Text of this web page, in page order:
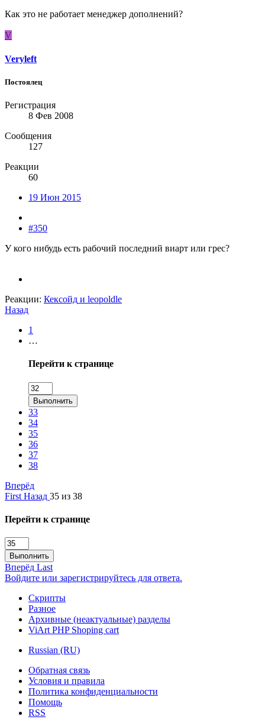
Как это не работает менеджер дополнений?
V
Veryleft
Постоялец
Регистрация
8 Фев 2008
Сообщения
127
Реакции
60
19 Июн 2015
#350
У кого нибудь есть рабочий последний виарт или грес?
Реакции: Кексойд и leopoldle
Назад
1
…
Перейти к странице
Выполнить
33
34
35
36
37
38
Вперёд
First Назад 35 из 38
Перейти к странице
Выполнить
Вперёд Last
Войдите или зарегистрируйтесь для ответа.
Скрипты
Разное
Архивные (неактуальные) разделы
ViArt PHP Shoping cart
Russian (RU)
Обратная связь
Условия и правила
Политика конфиденциальности
Помощь
RSS